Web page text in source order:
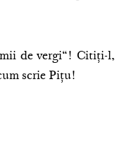
de vergi“! Citiți-l,
scrie Pițu!